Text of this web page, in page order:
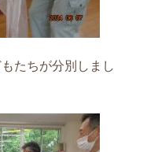
たちが分別しまし